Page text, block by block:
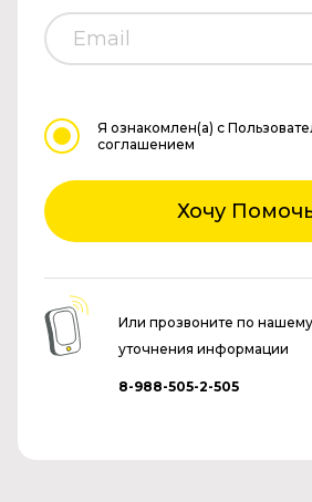
Я ознакомлен(а) с
соглашением
Хочу
Или прозвоните по
уточнения информации
8-988-505-2-505